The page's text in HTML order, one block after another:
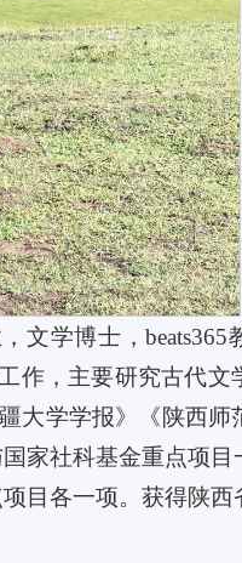
学博士，beats365
，主要研究古代文
大学学报》《陕西师
家社科基金重点项目
目各一项。获得陕